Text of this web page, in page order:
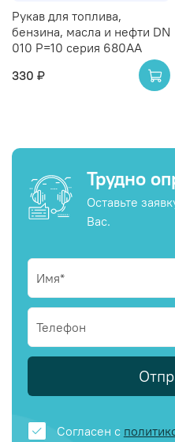
Рукав для топлива,
бензина, масла и нефти DN
010 P=10 серия 680AA
330 ₽
Трудно
Оставьте
Вас.
Согласен с